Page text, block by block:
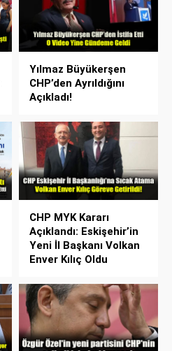
Yılmaz Büyükerşen
CHP’den Ayrıldığını
Açıkladı!
CHP MYK Kararı
Açıklandı: Eskişehir’in
Yeni İl Başkanı Volkan
Enver Kılıç Oldu